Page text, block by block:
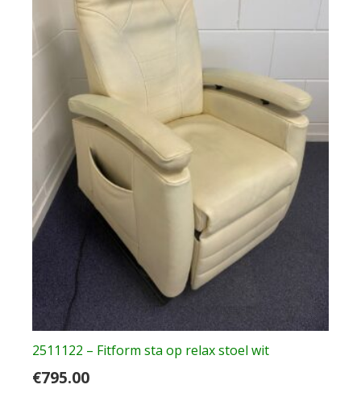
2511122 – Fitform sta op relax stoel wit
€795.00